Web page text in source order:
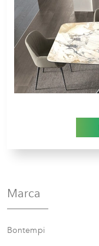
Marca
Bontempi